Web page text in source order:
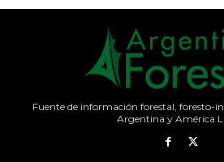
Fuente de información forestal, foresto-
Argentina y América